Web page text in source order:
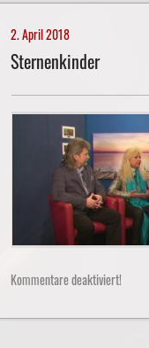
2. April 2018
Sternenkinder
Kommentare deaktiviert!